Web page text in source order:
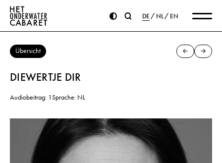
DE NL EN
Übersicht
DIEWERTJE DIR
Audiobeitrag: 1Sprache: NL